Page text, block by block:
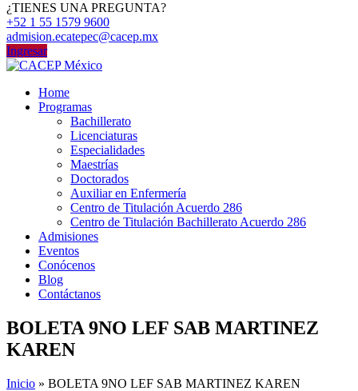
¿TIENES UNA PREGUNTA?
+52 1 55 1579 9600
admision.ecatepec@cacep.mx
Ingresar
Home
Programas
Bachillerato
Licenciaturas
Especialidades
Maestrías
Doctorados
Auxiliar en Enfermería
Centro de Titulación Acuerdo 286
Centro de Titulación Bachillerato Acuerdo 286
Admisiones
Eventos
Conócenos
Blog
Contáctanos
BOLETA 9NO LEF SAB MARTINEZ
KAREN
Inicio » BOLETA 9NO LEF SAB MARTINEZ KAREN